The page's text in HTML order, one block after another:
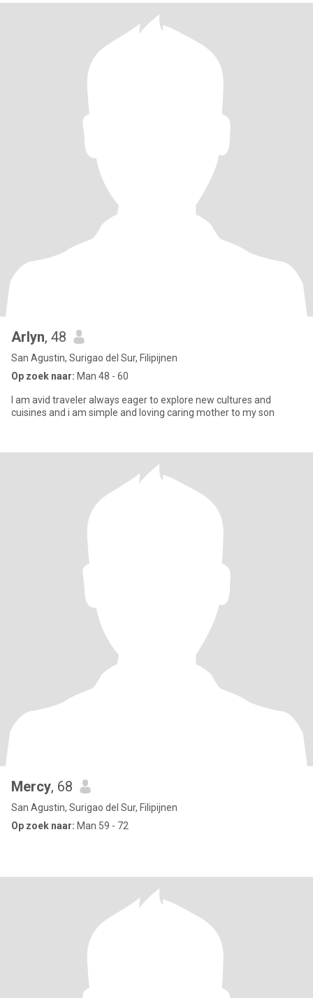
Arlyn, 48
San Agustin, Surigao del Sur, Filipijnen
Op zoek naar: Man 48 - 60
I am avid traveler always eager to explore new cultures and
cuisines and i am simple and loving caring mother to my son
Mercy, 68
San Agustin, Surigao del Sur, Filipijnen
Op zoek naar: Man 59 - 72